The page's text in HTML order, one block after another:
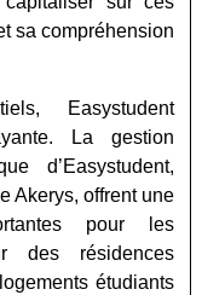
sa compréhension
Easystudent
La gestion
d’Easystudent,
Akerys, offrent une
pour les
des résidences
étudiants